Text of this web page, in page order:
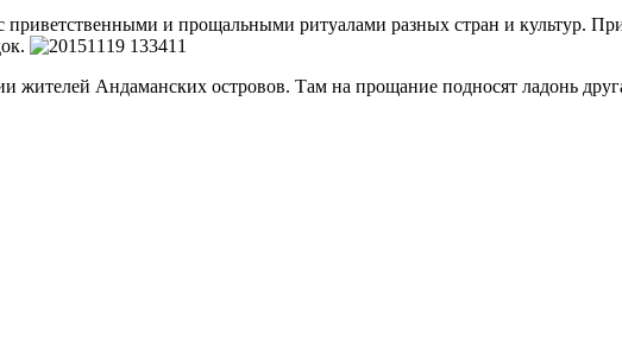
приветственными и прощальными ритуалами разных стран и культур.
жителей Андаманских островов. Там на прощание подносят ладонь